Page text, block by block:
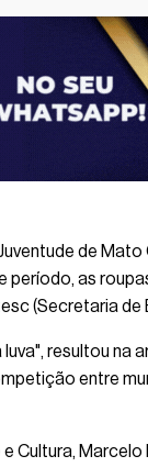
de
período, as
(Secretaria
resultou
entre
Cultura,